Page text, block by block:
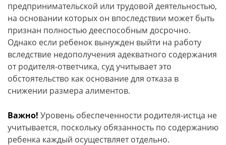
предпринимательской или трудовой деятельностью,
на основании которых он впоследствии может быть
признан полностью дееспособным досрочно.
Однако если ребенок вынужден выйти на работу
вследствие недополучения адекватного содержания
от родителя-ответчика, суд учитывает это
обстоятельство как основание для отказа в
снижении размера алиментов.
Важно! Уровень обеспеченности родителя-истца не
учитывается, поскольку обязанность по содержанию
ребенка каждый осуществляет отдельно.